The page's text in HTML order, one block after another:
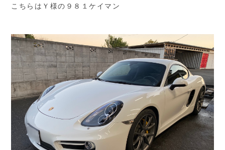
こちらはＹ様の９８１ケイマン